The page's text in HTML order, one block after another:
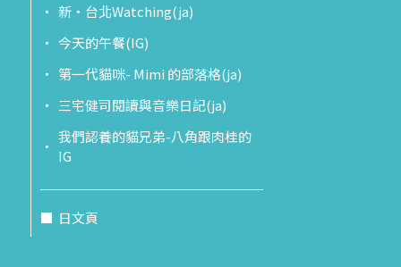
新‧台北Watching(ja)
今天的午餐(IG)
第一代貓咪- Mimi 的部落格(ja)
三宅健司閱讀與音樂日記(ja)
我們認養的貓兄弟-八角跟肉桂的
IG
日文頁